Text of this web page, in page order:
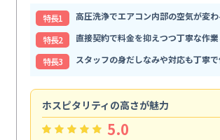
特⻑1
高圧洗浄でエアコン内部の空気が変
特⻑2
直接契約で料金を抑えつつ丁寧な作
特⻑3
スタッフの身だしなみや対応も丁寧
ホスピタリティの高さが魅力
5.0